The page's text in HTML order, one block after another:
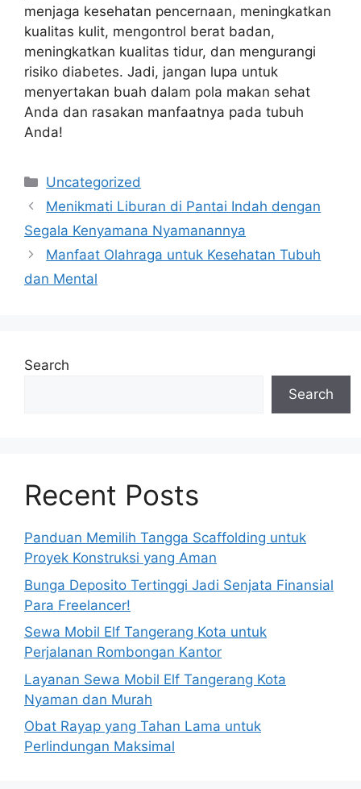
menjaga kesehatan pencernaan, meningkatkan
kualitas kulit, mengontrol berat badan,
meningkatkan kualitas tidur, dan mengurangi
risiko diabetes. Jadi, jangan lupa untuk
menyertakan buah dalam pola makan sehat
Anda dan rasakan manfaatnya pada tubuh
Anda!
Categories
Uncategorized
Menikmati Liburan di Pantai Indah dengan
Segala Kenyamana Nyamanannya
Manfaat Olahraga untuk Kesehatan Tubuh
dan Mental
Search
Search
Recent Posts
Panduan Memilih Tangga Scaffolding untuk
Proyek Konstruksi yang Aman
Bunga Deposito Tertinggi Jadi Senjata Finansial
Para Freelancer!
Sewa Mobil Elf Tangerang Kota untuk
Perjalanan Rombongan Kantor
Layanan Sewa Mobil Elf Tangerang Kota
Nyaman dan Murah
Obat Rayap yang Tahan Lama untuk
Perlindungan Maksimal